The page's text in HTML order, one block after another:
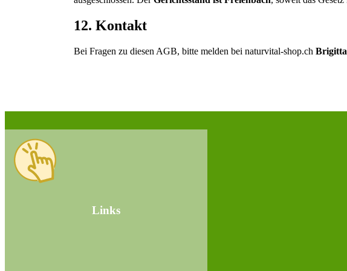
12. Kontakt
Bei Fragen zu diesen AGB, bitte melden bei naturvital-shop.ch Brigitta
Links